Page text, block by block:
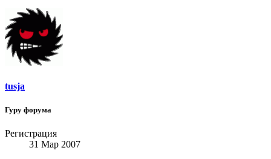
tusja
Гуру форума
Регистрация
31 Мар 2007